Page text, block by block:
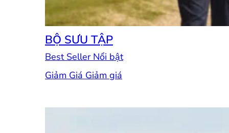
BỘ SƯU TẬP
Best Seller
Giảm Giá